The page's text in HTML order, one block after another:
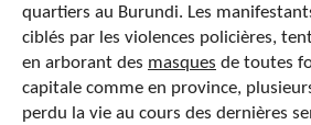
quartiers au Burundi. Les
ciblés par les violences policières,
en arborant des masques de toutes
capitale comme en province,
perdu la vie au cours des dernières